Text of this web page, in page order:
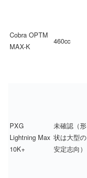
Cobra OPTM
MAX-K
460cc
PXG
Lightning Max
10K+
未確認（形
状は大型の
安定志向）